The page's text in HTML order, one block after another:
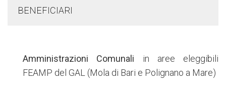
BENEFICIARI
Amministrazioni Comunali in aree eleggibili
FEAMP del GAL (Mola di Bari e Polignano a Mare)